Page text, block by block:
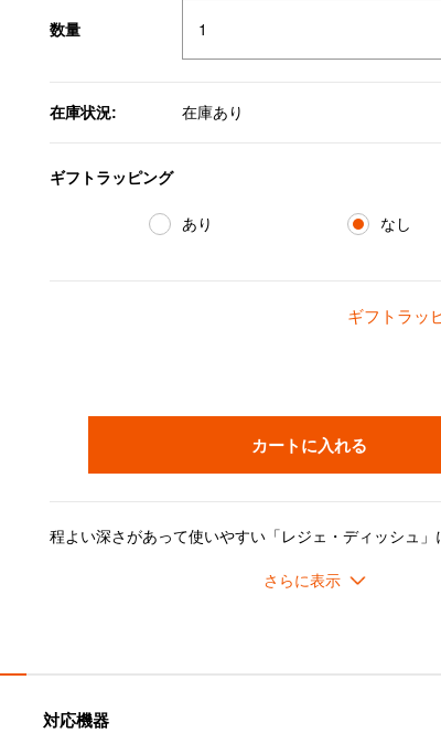
数量
在庫状況: 在庫あり
ギフトラッピング
あり なし
ギフトラッ
カートに入れる
ル・クルーゼのストーンウェアは、耐熱・耐冷性に優れ、冷蔵・冷凍はもちろん、電子レンジやオーブン調理にも対応。デザインやカラーの美しさに加
対応機器